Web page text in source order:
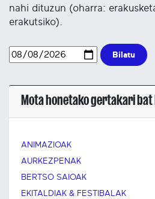
nahi dituzun (oharra:
erakutsiko).
Bilatu
Mota honetako gertakari
ANIMAZIOAK
AURKEZPENAK
BERTSO SAIOAK
EKITALDIAK & FESTIBALAK